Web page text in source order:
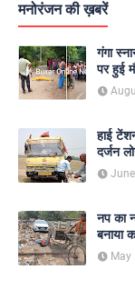
मनोरंजन की ख़बरें
गंगा
पर हुई
हाई
दर्जन
नप का
बनाया
May